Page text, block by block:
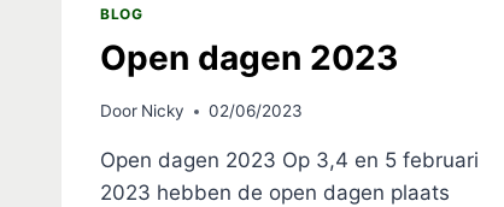
BLOG
Open dagen 2023
Door Nicky 02/06/2023
Open dagen 2023 Op 3,4 en 5 februari
2023 hebben de open dagen plaats